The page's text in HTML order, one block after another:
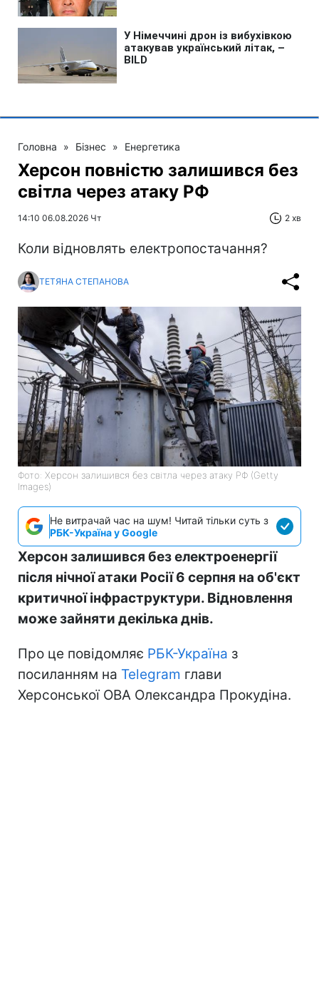
Головна » Бізнес » Енергетика
Херсон повністю залишився без
світла через атаку РФ
14:10 06.08.2026 Чт 2 хв
Коли відновлять електропостачання?
ТЕТЯНА СТЕПАНОВА
Фото: Херсон залишився без світла через атаку РФ (Getty
Images)
Не витрачай час на шум! Читай тільки суть з
РБК-Україна у Google
Херсон залишився без електроенергії
після нічної атаки Росії 6 серпня на об'єкт
критичної інфраструктури. Відновлення
може зайняти декілька днів.
Про це повідомляє РБК-Україна з
посиланням на Telegram глави
Херсонської ОВА Олександра Прокудіна.